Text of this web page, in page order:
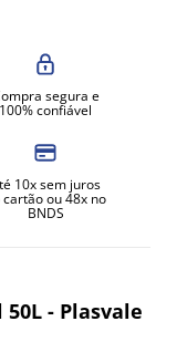
segura e
100% confiável
10x sem juros
cartão ou 48x no
BNDS
- Plasvale